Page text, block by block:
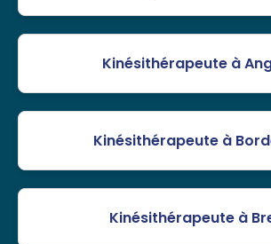
Kinésithérapeute à
Kinésithérapeute à
Kinésithérapeute à